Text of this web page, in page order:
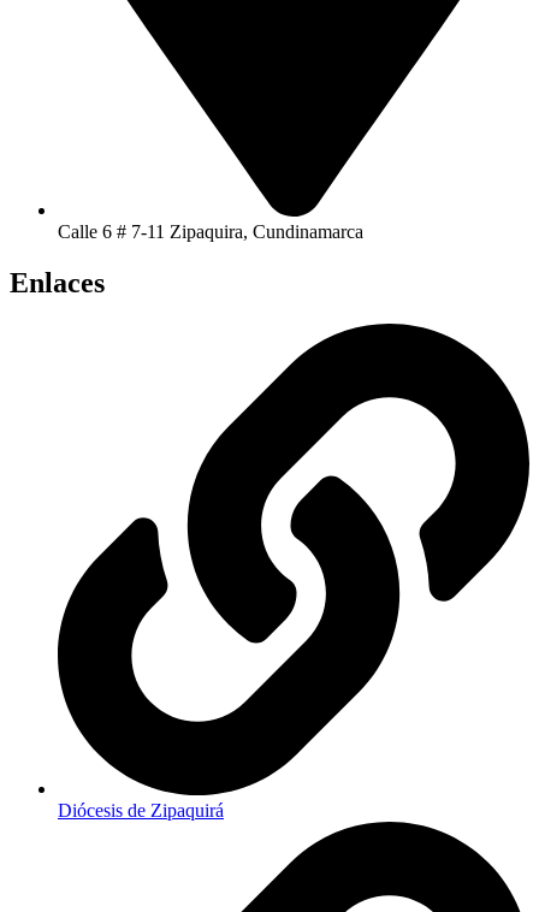
Calle 6 # 7-11 Zipaquira, Cundinamarca
Enlaces
Diócesis de Zipaquirá